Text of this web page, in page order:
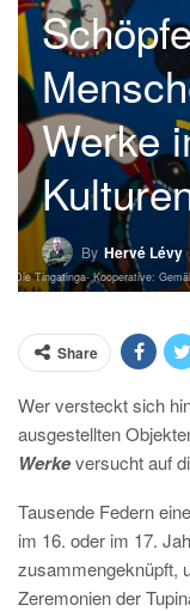
Werke
By Hervé Lévy
Tingatinga- Kooperative:
Share
Wer versteckt sich
ausgestellten
Werkeversucht auf
Tausende Federn
im 16. oder im 17.
zusammengeknüpft,
Zeremonien der